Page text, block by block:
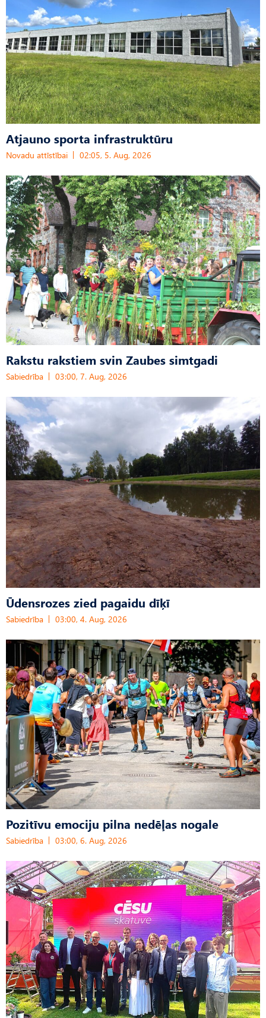
Atjauno sporta infrastruktūru
Novadu attīstībai 02:05, 5. Aug, 2026
Rakstu rakstiem svin Zaubes simtgadi
Sabiedrība 03:00, 7. Aug, 2026
Ūdensrozes zied pagaidu dīķī
Sabiedrība 03:00, 4. Aug, 2026
Pozitīvu emociju pilna nedēļas nogale
Sabiedrība 03:00, 6. Aug, 2026